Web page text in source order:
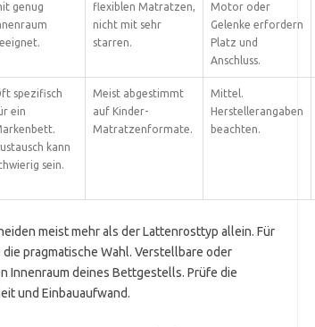
genug
flexiblen Matratzen,
nicht mit sehr
starren.
Motor oder
Gelenke erfordern
Platz und
Anschluss.
spezifisch
ein
kann
sein.
Meist abgestimmt
auf Kinder-
Matratzenformate.
Mittel.
Herstellerangaben
beachten.
meist mehr als der Lattenrosttyp allein. Für
pragmatische Wahl. Verstellbare oder
Innenraum deines Bettgestells. Prüfe die
und Einbauaufwand.